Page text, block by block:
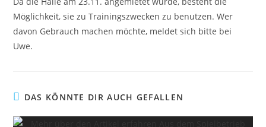
Möglichkeit, sie zu Trainingszwecken zu benutzen. Wer
davon Gebrauch machen möchte, meldet sich bitte bei
Uwe.
DAS KÖNNTE DIR AUCH GEFALLEN